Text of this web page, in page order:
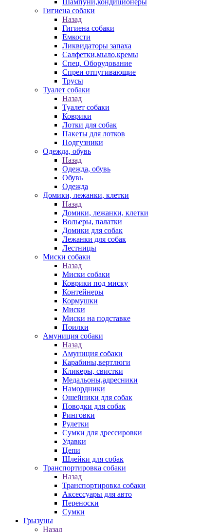
Шампуни,кондиционеры
Гигиена собаки
Назад
Гигиена собаки
Емкости
Ликвидаторы запаха
Салфетки,мыло,кремы
Спец. Оборудование
Спреи отпугивающие
Трусы
Туалет собаки
Назад
Туалет собаки
Коврики
Лотки для собак
Пакеты для лотков
Подгузники
Одежда, обувь
Назад
Одежда, обувь
Обувь
Одежда
Домики, лежанки, клетки
Назад
Домики, лежанки, клетки
Вольеры, палатки
Домики для собак
Лежанки для собак
Лестницы
Миски собаки
Назад
Миски собаки
Коврики под миску
Контейнеры
Кормушки
Миски
Миски на подставке
Поилки
Амуниция собаки
Назад
Амуниция собаки
Карабины,вертлюги
Кликеры, свистки
Медальоны,адресники
Намордники
Ошейники для собак
Поводки для собак
Ринговки
Рулетки
Сумки для дрессировки
Удавки
Цепи
Шлейки для собак
Транспортировка собаки
Назад
Транспортировка собаки
Аксессуары для авто
Переноски
Сумки
Грызуны
Назад